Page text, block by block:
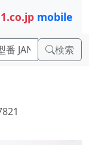
mobile
検索